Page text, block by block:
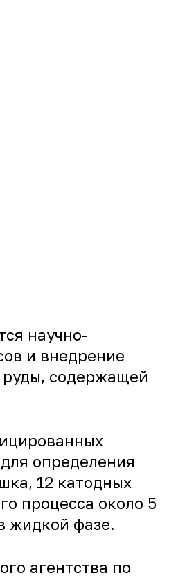
научно-
и внедрение
руды, содержащей
определения
12 катодных
процесса около 5
жидкой фазе.
агентства по